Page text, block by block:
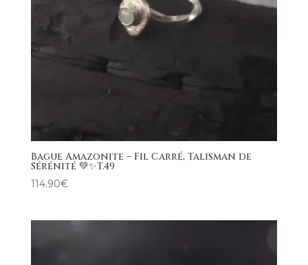
Bague Amazonite – Fil Carré, Talisman de
Sérénité 💚✨T.49
114.90€